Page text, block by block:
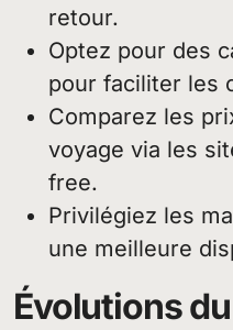
retour.
Optez pour des
pour faciliter les
Comparez les
voyage via les
free.
Privilégiez les
une meilleure
Évolutions